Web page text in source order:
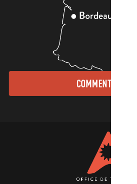
COMMENT VENIR ?